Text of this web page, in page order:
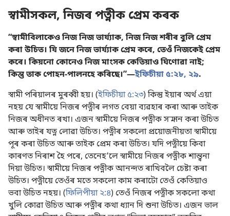
স্বামীসকল, নিজৰ পত্নীক প্ৰেম কৰক
“স্বামীবিলাকেও নিজ নিজ ভাৰ্য্যাক, নিজ নিজ শৰীৰ বুলি প্ৰেম
কৰা উচিত। যি জনে নিজ ভাৰ্য্যাক প্ৰেম কৰে, তেওঁ নিজকেই প্ৰেম
কৰে। কিয়নো কোনেও নিজ মাংসক কেতিয়াও ঘিণোৱা নাই;
কিন্তু তাক পোহন-পালনহে কৰিছে।”—ইফিচীয়া ৫:২৮, ২৯.
স্বামী পৰিয়ালৰ মুৰব্বী হয়। (ইফিচীয়া ৫:২৩) কিন্তু ইয়াৰ অৰ্থ এয়া
নহয় যে স্বামীয়ে নিজৰ পত্নীৰ লগত বেয়া ব্যৱহাৰ কৰা আৰু তাইক
নিজৰ অধীনত ৰখা। এজন স্বামীয়ে নিজৰ পত্নীক সন্মান কৰা উচিত
আৰু তাইৰ যত্ন লোৱা উচিত। পত্নীৰ সকলো প্ৰয়োজনীয়তা স্বামীয়ে
পূৰ কৰা উচিত আৰু তাইক প্ৰেম কৰা উচিত। যদি পত্নীয়ে কিবা
কাৰণত নিৰাশ হৈ পৰে, তেনেহʼলে স্বামীয়ে নিজৰ পত্নীক শান্ত্বনা
দিয়া উচিত। স্বামীয়ে নিজৰ পত্নীক আনন্দত ৰাখিবলৈ চেষ্টা কৰা
উচিত। পত্নীয়ে তেওঁৰ মতে সকলো কাম কৰাটো তেওঁ কেতিয়াও
ভবা উচিত নহয়। (ফিলিপীয়া ২:৪) তেওঁ নিজৰ পত্নীক সকলো কথা
খুলি কোৱা উচিত আৰু পত্নীৰ কথা ধ্যান দি শুনা উচিত। এজন ভাল